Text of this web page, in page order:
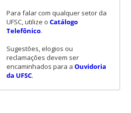
Para falar com qualquer setor da
UFSC, utilize o Catálogo
Telefônico.
Sugestões, elogios ou
reclamações devem ser
encaminhados para a Ouvidoria
da UFSC.